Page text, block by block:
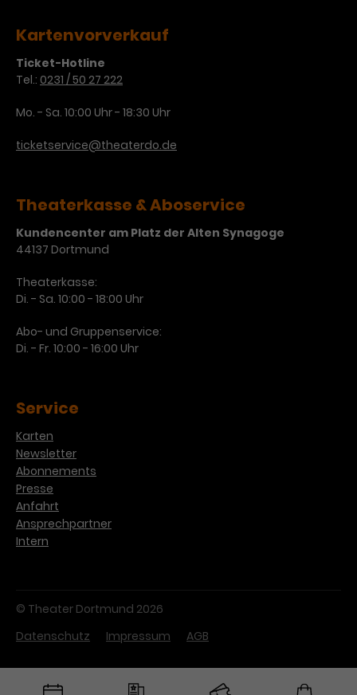
Kartenvorverkauf
Ticket-Hotline
Tel.: 0231 / 50 27 222
Mo. - Sa. 10:00 Uhr - 18:30 Uhr
ticketservice@theaterdo.de
Theaterkasse & Aboservice
Kundencenter am Platz der Alten Synagoge
44137 Dortmund
Theaterkasse:
Di. - Sa. 10:00 - 18:00 Uhr
Abo- und Gruppenservice:
Di. - Fr. 10:00 - 16:00 Uhr
Service
Karten
Newsletter
Abonnements
Presse
Anfahrt
Ansprechpartner
Intern
© Theater Dortmund 2026
Datenschutz
Impressum AGB